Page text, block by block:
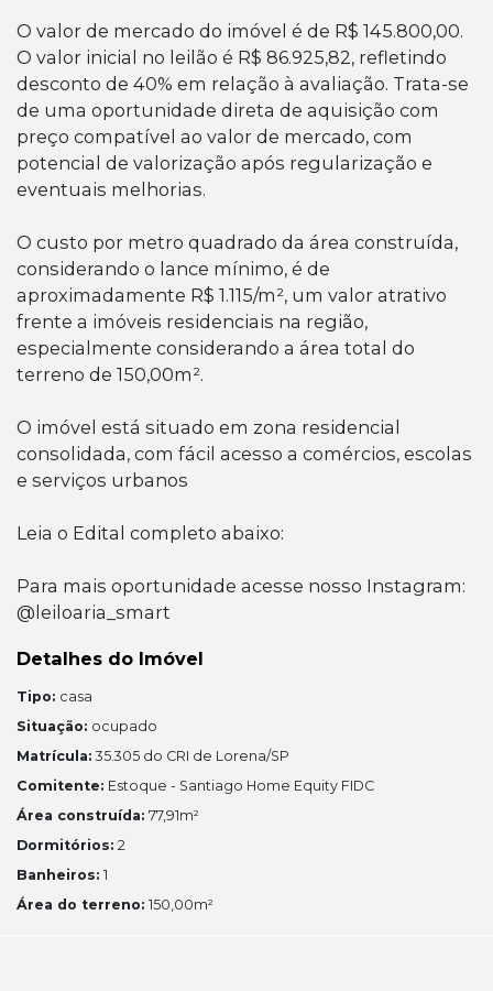
O valor de mercado do imóvel é de R$ 145.800,00.
O valor inicial no leilão é R$ 86.925,82, refletindo
desconto de 40% em relação à avaliação. Trata-se
de uma oportunidade direta de aquisição com
preço compatível ao valor de mercado, com
potencial de valorização após regularização e
eventuais melhorias.
O custo por metro quadrado da área construída,
considerando o lance mínimo, é de
aproximadamente R$ 1.115/m², um valor atrativo
frente a imóveis residenciais na região,
especialmente considerando a área total do
terreno de 150,00m².
O imóvel está situado em zona residencial
consolidada, com fácil acesso a comércios, escolas
e serviços urbanos
Leia o Edital completo abaixo:
Para mais oportunidade acesse nosso Instagram:
@leiloaria_smart
Detalhes do Imóvel
Tipo: casa
Situação: ocupado
Matrícula:35.305 do CRI de Lorena/SP
Comitente: Estoque - Santiago Home Equity FIDC
Área construída: 77,91m²
Dormitórios: 2
Banheiros: 1
Área do terreno: 150,00m²